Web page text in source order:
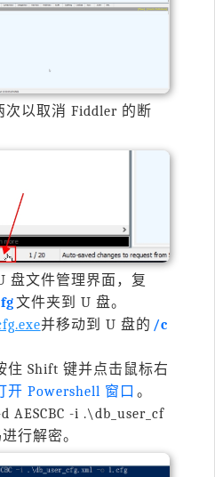
次以取消 Fiddler 的断
盘文件管理界面，复
文件夹到 U 盘。
并移动到 U 盘的 /c
住 Shift 键并点击鼠标右
开 Powershell 窗口 。
AESCBC -i .\db_user_cf
行解密。